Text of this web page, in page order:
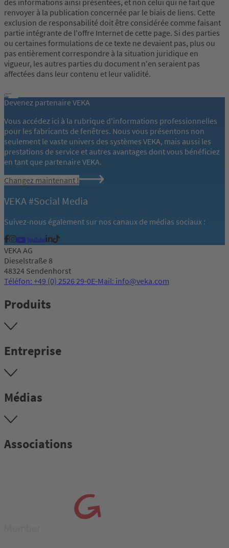
des informations ainsi présentées, et non celui qui ne fait que
renvoyer à la publication concernée par le biais de liens. Cette
exclusion de responsabilité doit être considérée comme faisant
partie intégrante de l'offre Internet de cette page. Si des parties
ou certaines formulations de ce texte ne devaient pas, plus ou
pas entièrement correspondre à la situation juridique en
vigueur, les autres parties du document n'en seraient pas
affectées dans leur contenu et leur validité.
Devenez partenaire VEKA
Vous accédez ici à la rubrique d'informations professionnelles
pour les fabricants de fenêtres. Nous vous présentons non
seulement le vaste univers des systèmes VEKA, mais aussi les
prestations de service et autres avantages dont vous bénéficiez
en tant que partenaire VEKA.
Changez maintenant !
VEKA #Social Media
Suivez-nous également sur nos canaux de médias sociaux :
VEKA AG
Dieselstraße 8
48324 Sendenhorst
Téléfon: +49 (0) 2526 29-0E-Mail: info@veka.com
Produits
Entreprise
Médias
Associations